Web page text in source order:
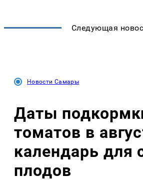
Следующая
Новости Самары
Даты
томатов в
календарь для
плодов